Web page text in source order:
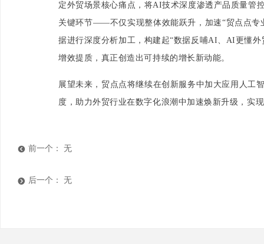
定外贸场景核心痛点，将AI技术深度渗透产品质量管
关键环节——不仅实现整体效能跃升，加速“贸点点专
据进行深度分析加工，构建起“数据反哺AI、AI更懂
增效提质，真正创造出可持续的增长新动能。
展望未来，贸点点将继续在创新服务中加大应用人工
度，助力外贸行业在数字化浪潮中加速焕新升级，实
뀸 前一个： 无
뀹 后一个： 无